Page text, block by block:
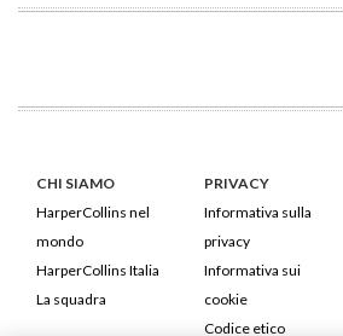
CHI SIAMO
HarperCollins nel
mondo
HarperCollins Italia
La squadra
PRIVACY
Informativa sulla
privacy
Informativa sui
cookie
Codice etico